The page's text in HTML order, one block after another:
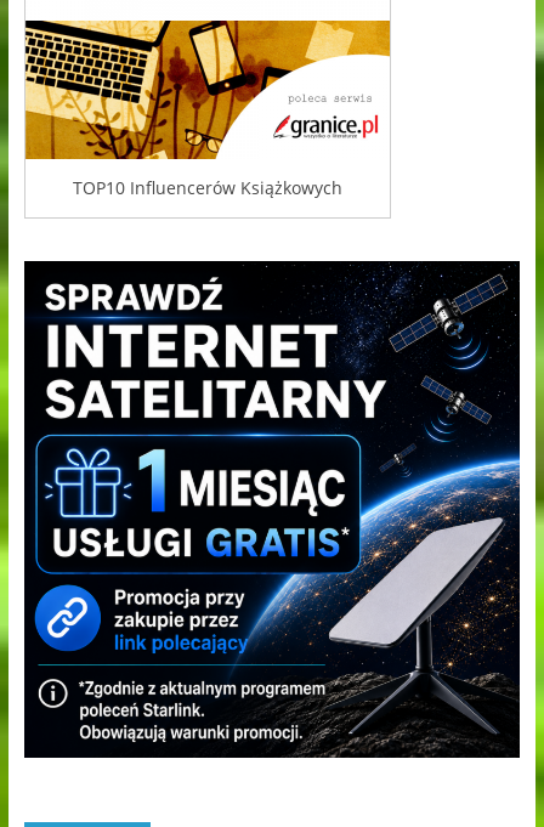
TOP10 Influencerów Książkowych